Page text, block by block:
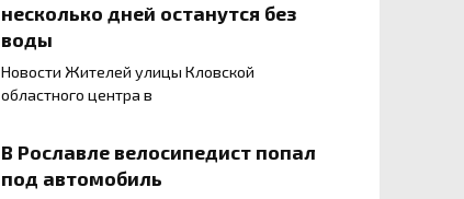
несколько дней останутся без
воды
Новости Жителей улицы Кловской
областного центра в
В Рославле велосипедист попал
под автомобиль